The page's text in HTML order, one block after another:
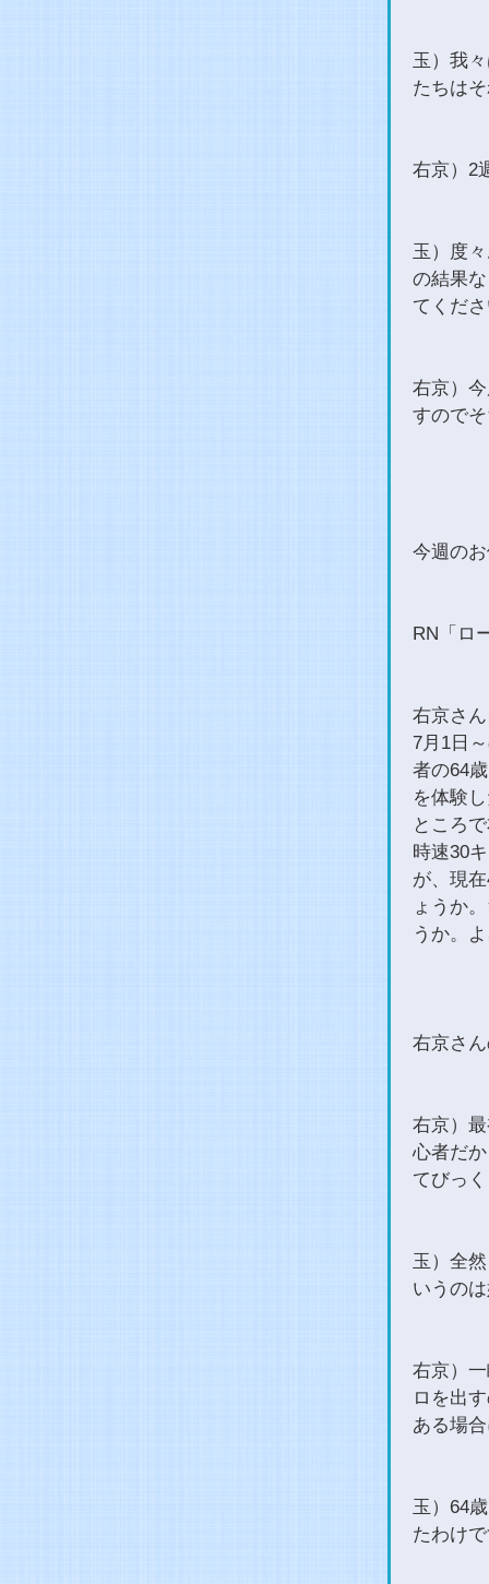
玉）我
たちは
右京）2
玉）度
の結果
てくだ
右京）
すので
今週の
RN「ロ
右京さ
7月1日
者の64
を体験
ところ
時速30
が、現
ょうか
うか。
右京さ
右京）
心者だ
てびっ
玉）全
いうの
右京）
ロを出
ある場
玉）64
たわけ